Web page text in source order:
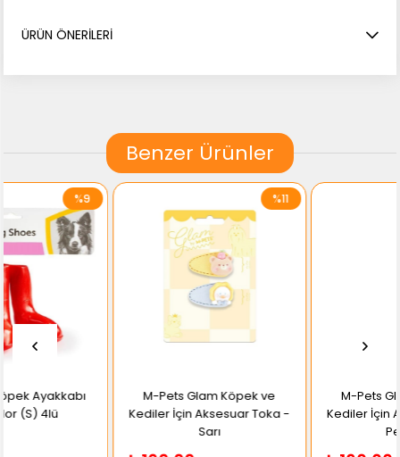
XS
3 CM TABAN
ÜRÜN ÖNERILERI
Benzer Ürünler
M-Pets Glam Köpek ve
Kediler İçin Aksesuar Toka -
M-Pets Glam Köpek ve
Kediler İçin Aksesuar Toka -